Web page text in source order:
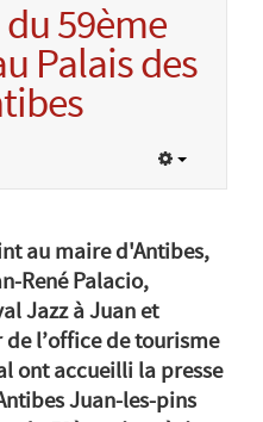
59ème
Palais des
au maire d'Antibes,
René Palacio,
Jazz à Juan et
l’office de tourisme
ont accueilli la presse
Juan-les-pins